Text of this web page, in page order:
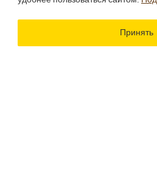
Принять
Использование материалов
при наличии активной ссылки.